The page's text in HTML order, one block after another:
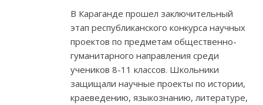
В Караганде прошел заключительный
этап республиканского конкурса научных
проектов по предметам общественно-
гуманитарного направления среди
учеников 8-11 классов. Школьники
защищали научные проекты по истории,
краеведению, языкознанию, литературе,